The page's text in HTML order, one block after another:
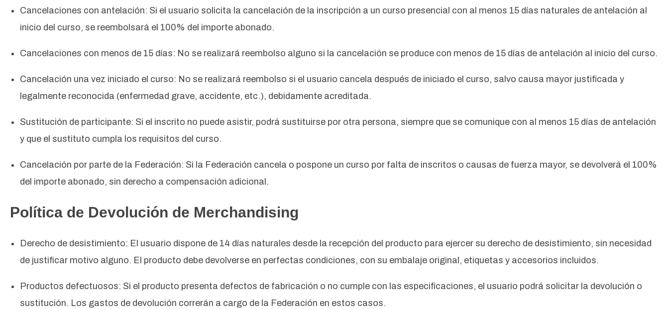
Cancelaciones con antelación: Si el usuario solicita la cancelación de la inscripción a un curso presencial con al menos 15 días naturales de antelación al
inicio del curso, se reembolsará el 100% del importe abonado.
Cancelaciones con menos de 15 días: No se realizará reembolso alguno si la cancelación se produce con menos de 15 días de antelación al inicio del curso.
Cancelación una vez iniciado el curso: No se realizará reembolso si el usuario cancela después de iniciado el curso, salvo causa mayor justificada y
legalmente reconocida (enfermedad grave, accidente, etc.), debidamente acreditada.
Sustitución de participante: Si el inscrito no puede asistir, podrá sustituirse por otra persona, siempre que se comunique con al menos 15 días de antelación
y que el sustituto cumpla los requisitos del curso.
Cancelación por parte de la Federación: Si la Federación cancela o pospone un curso por falta de inscritos o causas de fuerza mayor, se devolverá el 100%
del importe abonado, sin derecho a compensación adicional.
Política de Devolución de Merchandising
Derecho de desistimiento: El usuario dispone de 14 días naturales desde la recepción del producto para ejercer su derecho de desistimiento, sin necesidad
de justificar motivo alguno. El producto debe devolverse en perfectas condiciones, con su embalaje original, etiquetas y accesorios incluidos.
Productos defectuosos: Si el producto presenta defectos de fabricación o no cumple con las especificaciones, el usuario podrá solicitar la devolución o
sustitución. Los gastos de devolución correrán a cargo de la Federación en estos casos.